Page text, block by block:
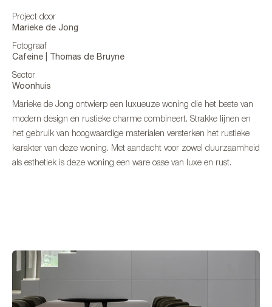
Marieke de Jong ontwierp een luxueuze woning die het beste van
modern design en rustieke charme combineert. Strakke lijnen en
het gebruik van hoogwaardige materialen versterken het rustieke
karakter van deze woning. Met aandacht voor zowel duurzaamheid
als esthetiek is deze woning een ware oase van luxe en rust.
Project door
Marieke de Jong
Fotograaf
Cafeine | Thomas de Bruyne
Sector
Woonhuis